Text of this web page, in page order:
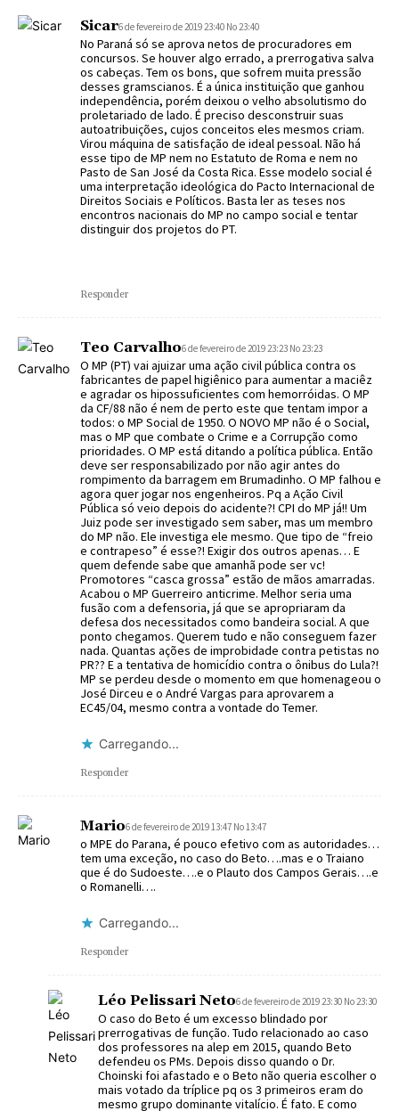
Sicar6 de fevereiro de 2019 23:40 No 23:40
No Paraná só se aprova netos de procuradores em
concursos. Se houver algo errado, a prerrogativa salva
os cabeças. Tem os bons, que sofrem muita pressão
desses gramscianos. É a única instituição que ganhou
independência, porém deixou o velho absolutismo do
proletariado de lado. É preciso desconstruir suas
autoatribuições, cujos conceitos eles mesmos criam.
Virou máquina de satisfação de ideal pessoal. Não há
esse tipo de MP nem no Estatuto de Roma e nem no
Pasto de San José da Costa Rica. Esse modelo social é
uma interpretação ideológica do Pacto Internacional de
Direitos Sociais e Políticos. Basta ler as teses nos
encontros nacionais do MP no campo social e tentar
distinguir dos projetos do PT.
Responder
Teo Carvalho6 de fevereiro de 2019 23:23 No 23:23
O MP (PT) vai ajuizar uma ação civil pública contra os
fabricantes de papel higiênico para aumentar a maciêz
e agradar os hipossuficientes com hemorróidas. O MP
da CF/88 não é nem de perto este que tentam impor a
todos: o MP Social de 1950. O NOVO MP não é o Social,
mas o MP que combate o Crime e a Corrupção como
prioridades. O MP está ditando a política pública. Então
deve ser responsabilizado por não agir antes do
rompimento da barragem em Brumadinho. O MP falhou e
agora quer jogar nos engenheiros. Pq a Ação Civil
Pública só veio depois do acidente?! CPI do MP já!! Um
Juiz pode ser investigado sem saber, mas um membro
do MP não. Ele investiga ele mesmo. Que tipo de “freio
e contrapeso” é esse?! Exigir dos outros apenas… E
quem defende sabe que amanhã pode ser vc!
Promotores “casca grossa” estão de mãos amarradas.
Acabou o MP Guerreiro anticrime. Melhor seria uma
fusão com a defensoria, já que se apropriaram da
defesa dos necessitados como bandeira social. A que
ponto chegamos. Querem tudo e não conseguem fazer
nada. Quantas ações de improbidade contra petistas no
PR?? E a tentativa de homicídio contra o ônibus do Lula?!
MP se perdeu desde o momento em que homenageou o
José Dirceu e o André Vargas para aprovarem a
EC45/04, mesmo contra a vontade do Temer.
Carregando...
Responder
Mario6 de fevereiro de 2019 13:47 No 13:47
o MPE do Parana, é pouco efetivo com as autoridades…
tem uma exceção, no caso do Beto….mas e o Traiano
que é do Sudoeste….e o Plauto dos Campos Gerais….e
o Romanelli….
Carregando...
Responder
Léo Pelissari Neto6 de fevereiro de 2019 23:30 No 23:30
O caso do Beto é um excesso blindado por
prerrogativas de função. Tudo relacionado ao caso
dos professores na alep em 2015, quando Beto
defendeu os PMs. Depois disso quando o Dr.
Choinski foi afastado e o Beto não queria escolher o
mais votado da tríplice pq os 3 primeiros eram do
mesmo grupo dominante vitalício. É fato. E como